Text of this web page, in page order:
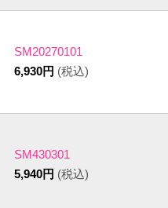
SM20270101
6,930円 (税込)
SM430301
5,940円 (税込)